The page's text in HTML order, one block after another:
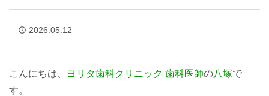
access_time 2026.05.12
こんにちは、 ヨリタ歯科クリニック 歯科医師の八塚で
す。